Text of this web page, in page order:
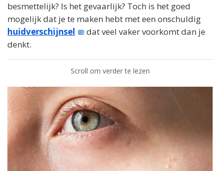
besmettelijk? Is het gevaarlijk? Toch is het goed
mogelijk dat je te maken hebt met een onschuldig
huidverschijnsel
dat veel vaker voorkomt dan je
denkt.
Scroll om verder te lezen